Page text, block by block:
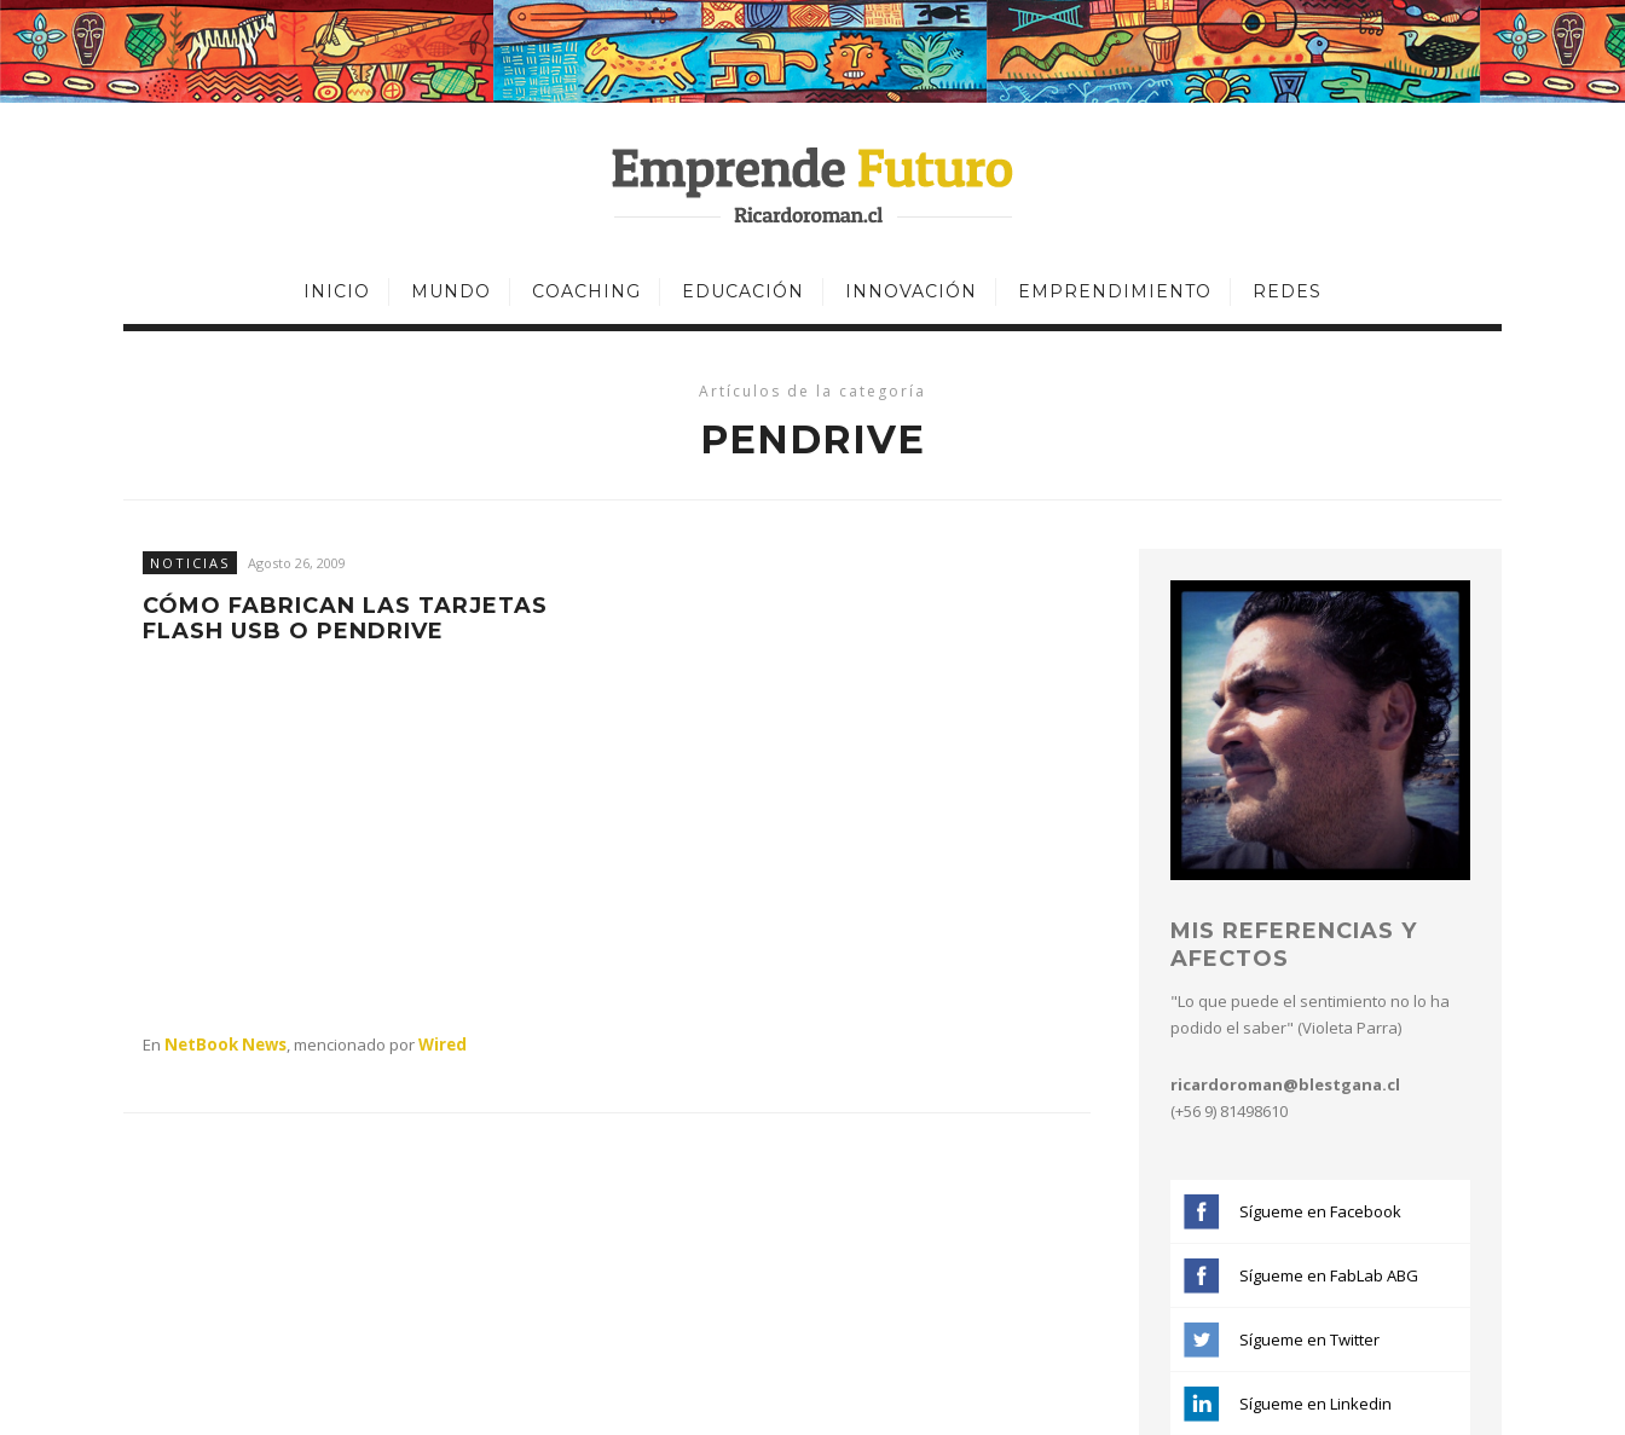
INICIO MUNDO COACHING EDUCACIÓN INNOVACIÓN EMPRENDIMIENTO REDES
Artículos de la categoría
PENDRIVE
NOTICIAS Agosto 26, 2009
CÓMO FABRICAN LAS TARJETAS
FLASH USB O PENDRIVE
En NetBook News, mencionado porWired
MIS REFERENCIAS Y
AFECTOS
"Lo que puede el sentimiento no lo ha
podido el saber" (Violeta Parra)
ricardoroman@blestgana.cl
(+56 9) 81498610
Sígueme en Facebook
Sígueme en FabLab ABG
Sígueme en Twitter
Sígueme en Linkedin